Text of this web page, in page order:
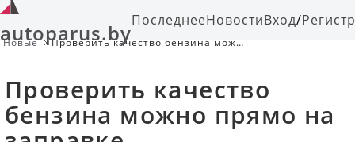
autoparus.byПоследнееНовостиВход/
Новые
Проверить качество бензина можно
Проверить качество
бензина можно прямо на